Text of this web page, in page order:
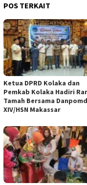
POS TERKAIT
Ketua DPRD Kolaka dan
Pemkab Kolaka Hadiri
Tamah Bersama
XIV/HSN Makassar